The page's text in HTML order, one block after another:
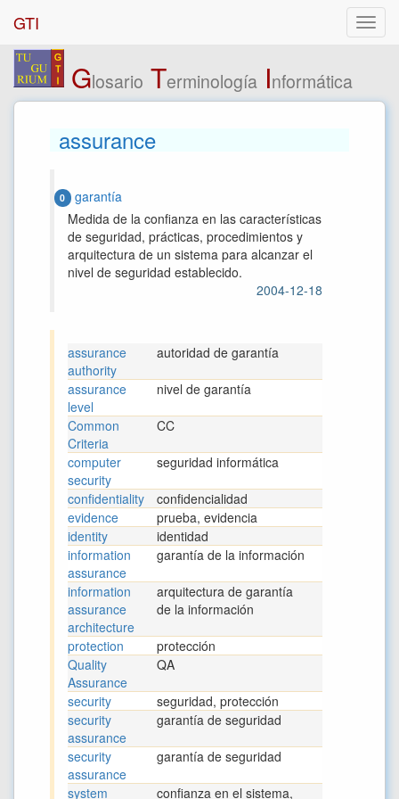
GTI
Glosario Terminología Informática
assurance
0 garantía
Medida de la confianza en las características
de seguridad, prácticas, procedimientos y
arquitectura de un sistema para alcanzar el
nivel de seguridad establecido.
2004-12-18
assurance
authority
autoridad de garantía
assurance
level
nivel de garantía
Common
Criteria
CC
computer
security
seguridad informática
confidentiality
confidencialidad
evidence
prueba, evidencia
identity
identidad
information
assurance
garantía de la información
information
assurance
architecture
arquitectura de garantía
de la información
protection
protección
Quality
Assurance
QA
security
seguridad, protección
security
assurance
garantía de seguridad
security
assurance
garantía de seguridad
system confianza en el sistema,